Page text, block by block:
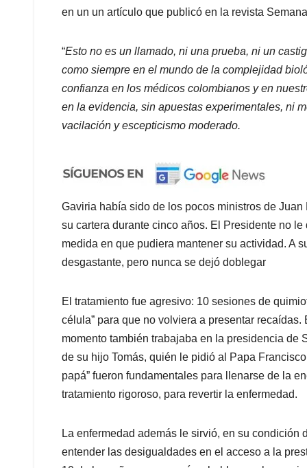
en un un artículo que publicó en la revista
“Esto no es un llamado, ni una prueba, ni un
como siempre en el mundo de la complejidad
confianza en los médicos colombianos y en
en la evidencia, sin apuestas experimentales, ni
vacilación y escepticismo moderado.
Gaviria había sido de los pocos ministros de
su cartera durante cinco años. El Presidente no
medida en que pudiera mantener su actividad. A
desgastante, pero nunca se dejó doblegar
El tratamiento fue agresivo: 10 sesiones de
célula” para que no volviera a presentar
momento también trabajaba en la presidencia de
de su hijo Tomás, quién le pidió al Papa
papá” fueron fundamentales para llenarse de la
tratamiento rigoroso, para revertir la enfermedad.
La enfermedad además le sirvió, en su
entender las desigualdades en el acceso a la